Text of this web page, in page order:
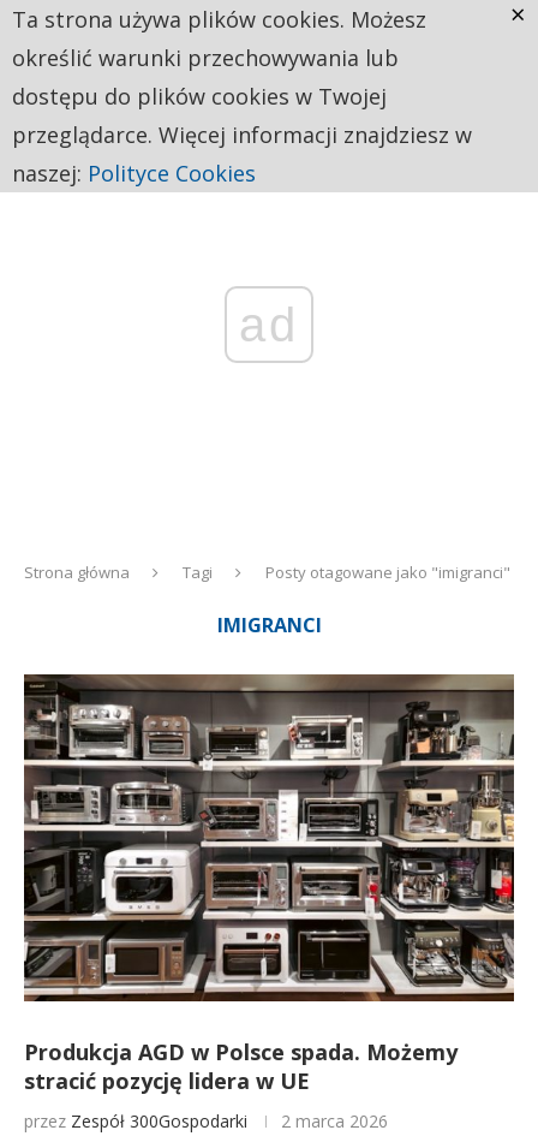
ad
Strona główna Tagi Posty otagowane jako "imigranci"
IMIGRANCI
Produkcja AGD w Polsce spada. Możemy
stracić pozycję lidera w UE
przez Zespół 300Gospodarki 2 marca 2026
Ta strona używa plików cookies. Możesz
określić warunki przechowywania lub
dostępu do plików cookies w Twojej
przeglądarce. Więcej informacji znajdziesz w
naszej: Polityce Cookies
×